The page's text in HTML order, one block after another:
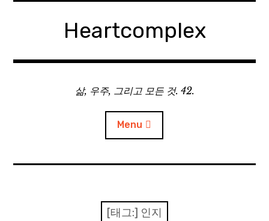
Heartcomplex
삶, 우주, 그리고 모든 것. 42.
Menu
Private Military Manager: Tactical Auto Battler
[태그:] 인지